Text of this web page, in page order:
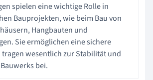
spielen eine wichtige Rolle in
Bauprojekten, wie beim Bau von
Hangbauten und
Sie ermöglichen eine sichere
wesentlich zur Stabilität und
bei.